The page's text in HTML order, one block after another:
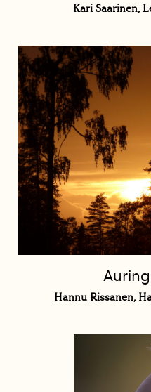
Kari Saarinen,
Hannu Rissanen,